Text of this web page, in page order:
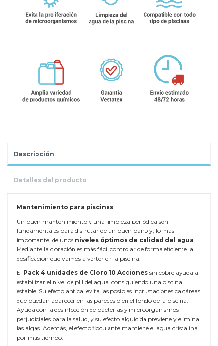
Descripción
Detalles del producto
Mantenimiento para piscinas
Un buen mantenimiento y una limpieza periódica son
fundamentales para disfrutar de un buen baño y, lo más
importante, de unos niveles óptimos de calidad del agua
Mediante la cloración es más fácil controlar de forma eficiente la
dosificación que vamos a verter en la piscina.
El Pack 4 unidades de Cloro 10 Acciones sin cobre ayuda a
estabilizar el nivel de pH del agua, consiguiendo una piscina
estable. Su efecto antical evita las posibles incrustaciones calcáreas
que puedan aparecer en las paredes o en el fondo de la piscina.
Ayuda con la desinfección de bacterias y microorganismos
perjudiciales para la salud, y su efecto alguicida previene y elimina
las algas. Además, el efecto floculante mantiene el agua cristalina
por más tiempo.